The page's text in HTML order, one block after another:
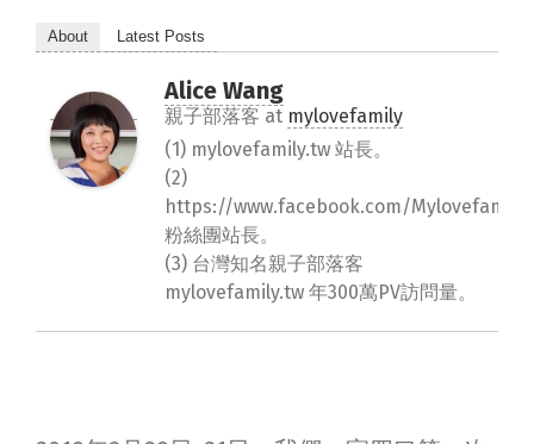
About Latest Posts
Alice Wang
親子部落客 at mylovefamily
(1) mylovefamily.tw 站長。
(2)
https://www.facebook.com/
粉絲團站長。
(3) 台灣知名親子部落客
mylovefamily.tw 年300萬PV訪問量。